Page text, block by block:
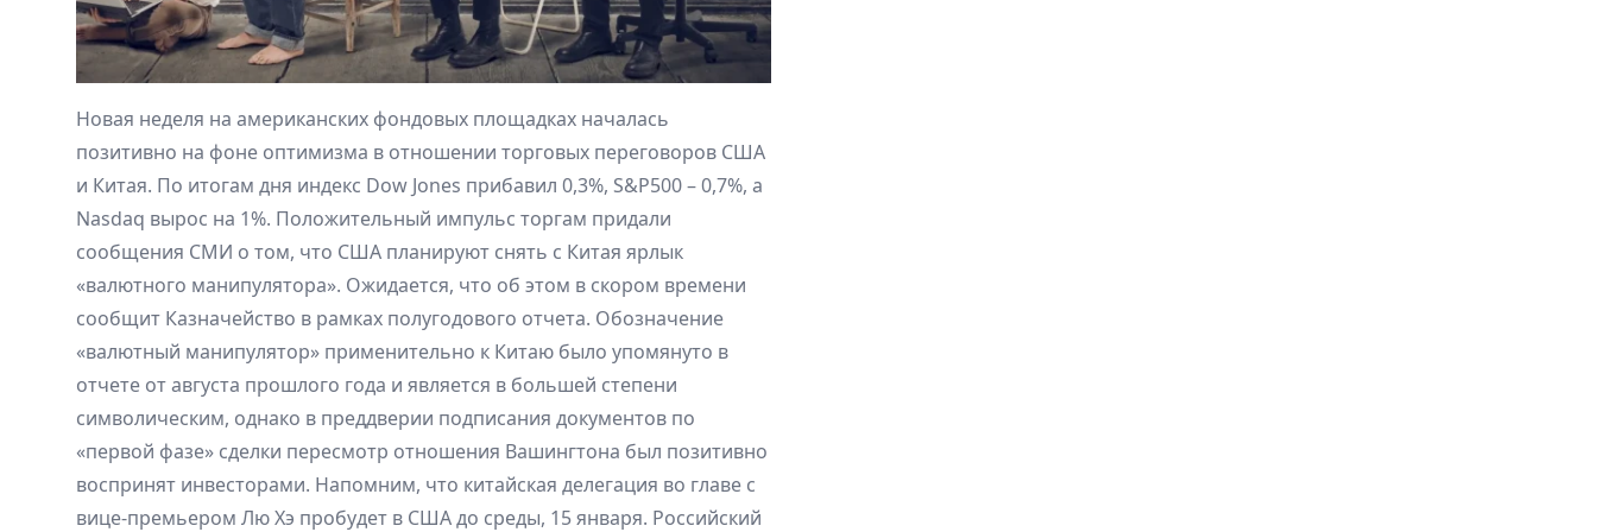
Новая неделя на американских фондовых площадках началась
позитивно на фоне оптимизма в отношении торговых переговоров США
и Китая. По итогам дня индекс Dow Jones прибавил 0,3%, S&P500 – 0,7%, а
Nasdaq вырос на 1%. Положительный импульс торгам придали
сообщения СМИ о том, что США планируют снять с Китая ярлык
«валютного манипулятора». Ожидается, что об этом в скором времени
сообщит Казначейство в рамках полугодового отчета. Обозначение
«валютный манипулятор» применительно к Китаю было упомянуто в
отчете от августа прошлого года и является в большей степени
символическим, однако в преддверии подписания документов по
«первой фазе» сделки пересмотр отношения Вашингтона был позитивно
воспринят инвесторами. Напомним, что китайская делегация во главе с
вице-премьером Лю Хэ пробудет в США до среды, 15 января. Российский